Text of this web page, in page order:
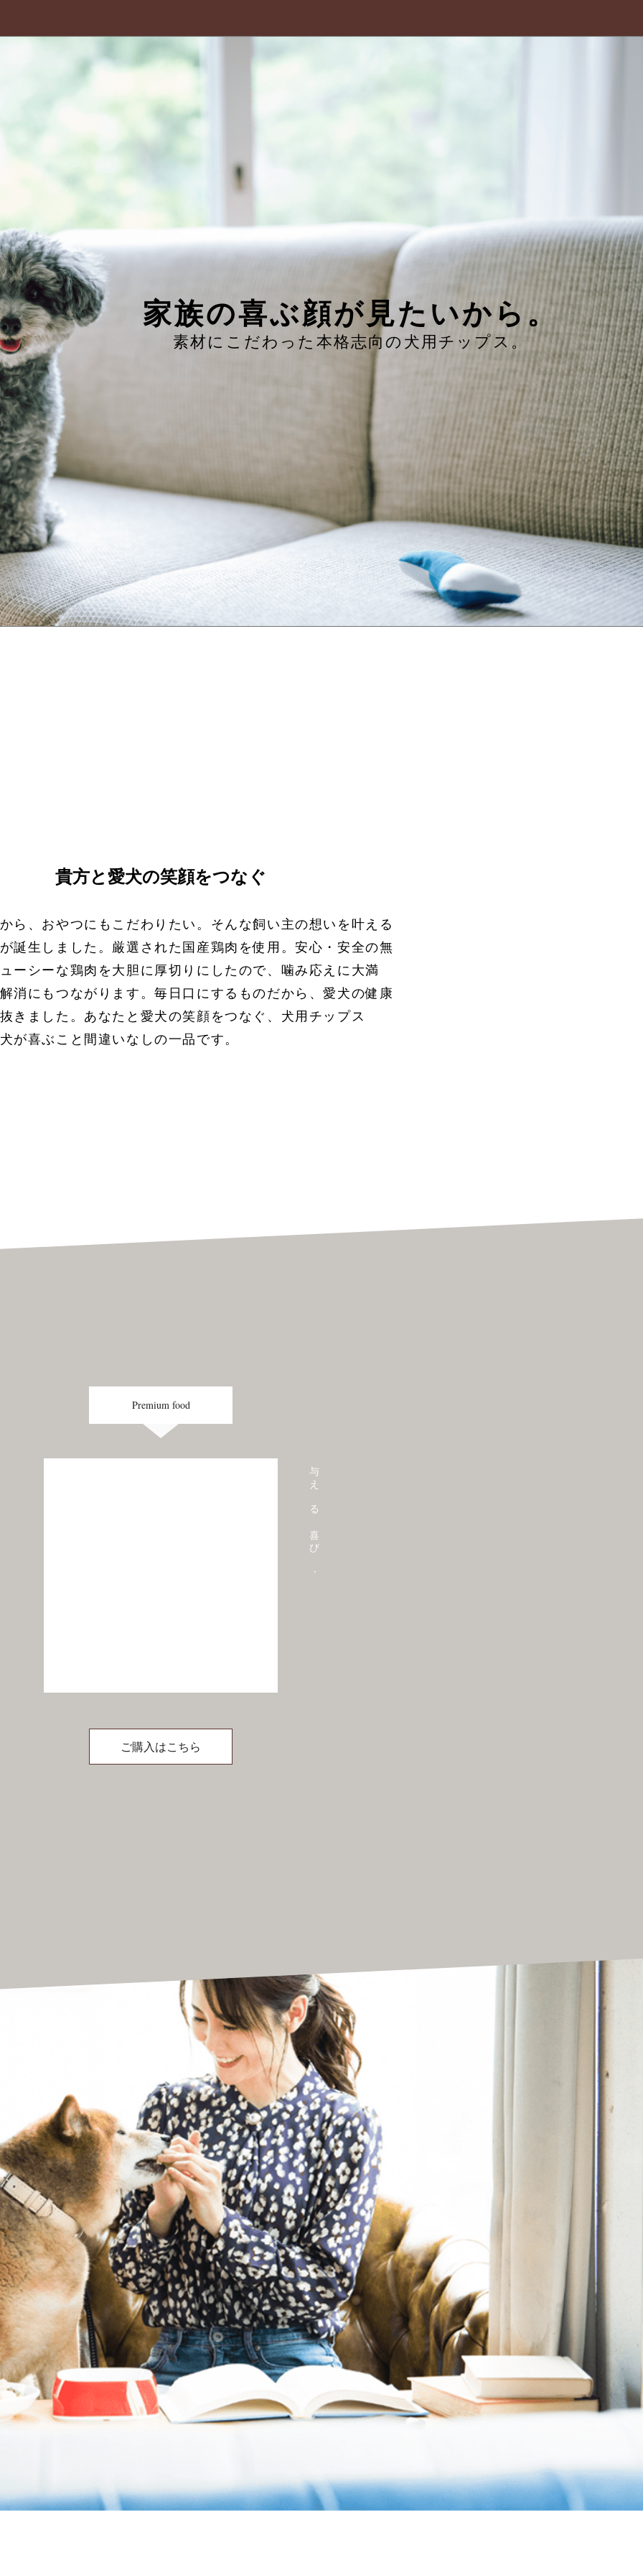
家族の喜ぶ顔が見たいから。
素材にこだわった本格志向の犬用チップス。
貴方と愛犬の笑顔をつなぐ
ら、おやつにもこだわりたい。そんな飼い主の想いを叶える
誕生しました。厳選された国産鶏肉を使用。安心・安全の無
ーシーな鶏肉を大胆に厚切りにしたので、噛み応えに大満
消にもつながります。毎日口にするものだから、愛犬の健康
きました。あなたと愛犬の笑顔をつなぐ、犬用チップス
が喜ぶこと間違いなしの一品です。
Premium food
ご購入はこちら
与 え る 喜 び ,